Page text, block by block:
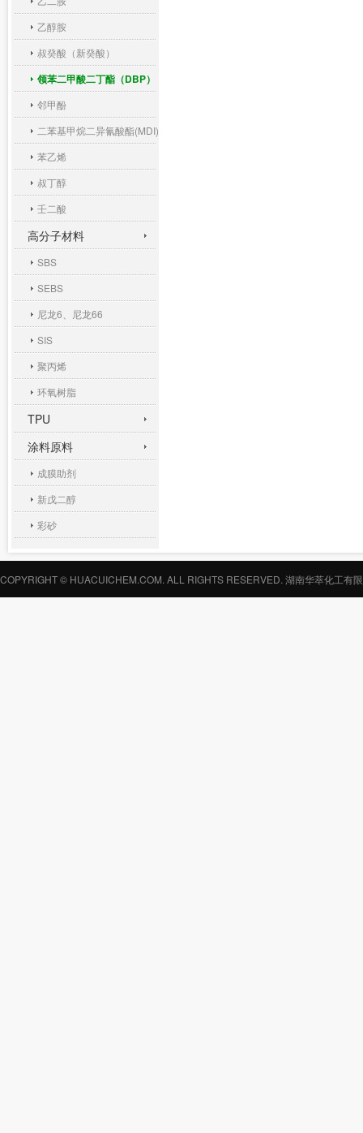
乙醇胺
叔癸酸（新癸酸）
领苯二甲酸二丁酯（DBP）
邻甲酚
二苯基甲烷二异氰酸酯(MDI)
苯乙烯
叔丁醇
壬二酸
高分子材料
SBS
SEBS
尼龙6、尼龙66
SIS
聚丙烯
环氧树脂
TPU
涂料原料
成膜助剂
新戊二醇
彩砂
COPYRIGHT © HUACUICHEM.COM. ALL RIGHTS RESERVED. 湖南华萃化工有